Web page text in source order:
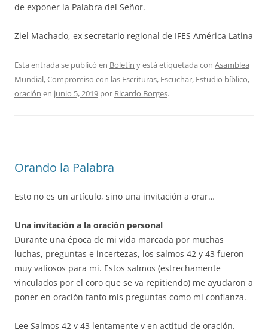
de exponer la Palabra del Señor.
Ziel Machado, ex secretario regional de IFES América Latina
Esta entrada se publicó en Boletín y está etiquetada con Asamblea
Mundial,Compromiso con las Escrituras, Escuchar, Estudio bíblico,
oración en junio 5, 2019 por Ricardo Borges.
Orando la Palabra
Esto no es un artículo, sino una invitación a orar…
Una invitación a la oración personal
Durante una época de mi vida marcada por muchas
luchas, preguntas e incertezas, los salmos 42 y 43 fueron
muy valiosos para mí. Estos salmos (estrechamente
vinculados por el coro que se va repitiendo) me ayudaron a
poner en oración tanto mis preguntas como mi confianza.
Lee Salmos 42 y 43 lentamente y en actitud de oración.